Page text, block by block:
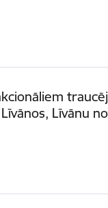
Līvānu